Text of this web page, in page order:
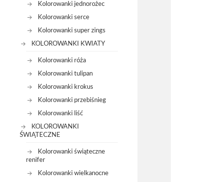
Kolorowanki jednorożec
Kolorowanki serce
Kolorowanki super zings
KOLOROWANKI KWIATY
Kolorowanki róża
Kolorowanki tulipan
Kolorowanki krokus
Kolorowanki przebiśnieg
Kolorowanki liść
KOLOROWANKI
ŚWIĄTECZNE
Kolorowanki świąteczne
renifer
Kolorowanki wielkanocne